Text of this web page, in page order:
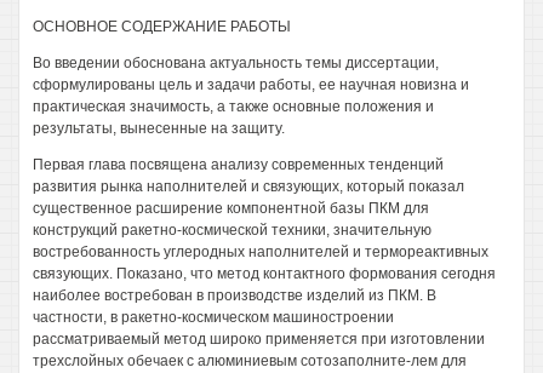
ОСНОВНОЕ СОДЕРЖАНИЕ РАБОТЫ
Во введении обоснована актуальность темы диссертации,
сформулированы цель и задачи работы, ее научная новизна и
практическая значимость, а также основные положения и
результаты, вынесенные на защиту.
Первая глава посвящена анализу современных тенденций
развития рынка наполнителей и связующих, который показал
существенное расширение компонентной базы ПКМ для
конструкций ракетно-космической техники, значительную
востребованность углеродных наполнителей и термореактивных
связующих. Показано, что метод контактного формования сегодня
наиболее востребован в производстве изделий из ПКМ. В
частности, в ракетно-космическом машиностроении
рассматриваемый метод широко применяется при изготовлении
трехслойных обечаек с алюминиевым сотозаполните-лем для